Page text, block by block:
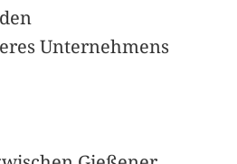
Unternehmens